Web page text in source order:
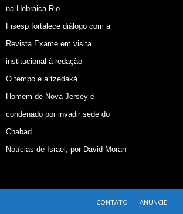
na Hebraica Rio
Fisesp fortalece diálogo com a
Revista Exame em visita
institucional à redação
O tempo e a tzedaká
Homem de Nova Jersey é
condenado por invadir sede do
Chabad
Notícias de Israel, por David Moran
CONTATO
ANUNCIE